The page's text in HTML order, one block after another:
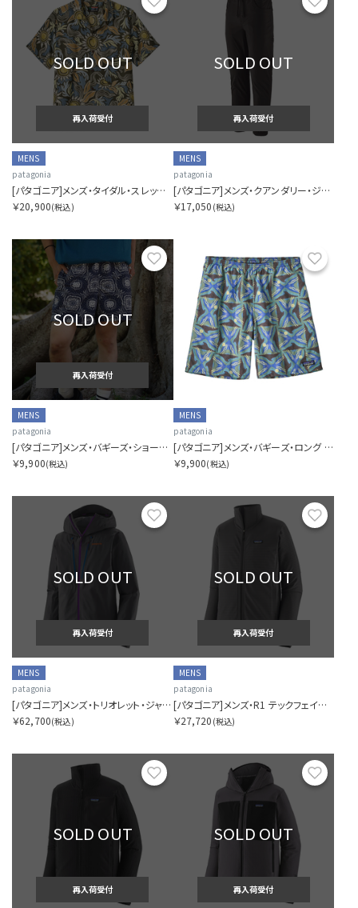
SOLD OUT
再入荷受付
MENS
patagonia
[パタゴニア]メンズ・タイダル・スレッズ・シャツ
￥20,900(税込)
SOLD OUT
再入荷受付
MENS
patagonia
[パタゴニア]メンズ・クアンダリー・ジョガーズ
￥17,050 (税込)
お気に入り
SOLD OUT
再入荷受付
MENS
patagonia
[パタゴニア]メンズ・バギーズ・ショーツ ５インチ
￥9,900(税込)
MENS
patagonia
[パタゴニア]メンズ・バギーズ・ロング ７インチ
￥9,900(税込)
お気に入り
SOLD OUT
再入荷受付
MENS
patagonia
[パタゴニア]メンズ・トリオレット・ジャケット
￥62,700(税込)
SOLD OUT
再入荷受付
MENS
patagonia
[パタゴニア]メンズ・R1 テックフェイス・ジャケット
￥27,720 (税込)
お気に入り
SOLD OUT
再入荷受付
SOLD OUT
再入荷受付